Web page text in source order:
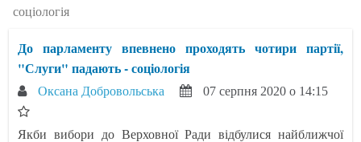
соціологія
До парламенту впевнено проходять чотири партії,
"Слуги" падають - соціологія
Оксана Добровольська 07 серпня 2020 о 14:15
Якби вибори до Верховної Ради відбулися найближчої